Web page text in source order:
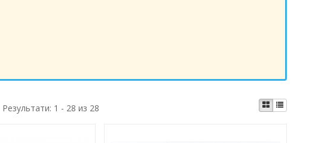
Результати: 1 - 28 из 28